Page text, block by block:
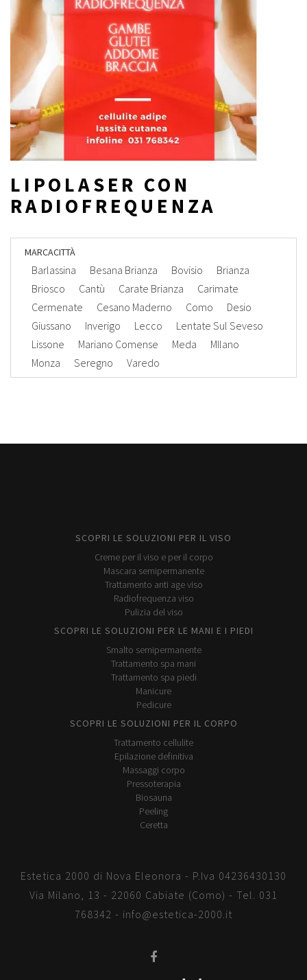
LIPOLASER CON
RADIOFREQUENZA
MARCACITTÀ
Barlassina Besana Brianza Bovisio
Brianza
Briosco
Cantù Carate Brianza
Carimate
Cermenate
Cesano Maderno Como
Desio
Giussano
Inverigo Lecco
Lentate Sul Seveso
Lissone
Mariano Comense Meda
MIlano
Monza
Seregno Varedo
SCOPRI LE SOLUZIONI PER IL VISO
Creme per il viso e per il corpo
Mascara semipermanente
Trattamento anti age viso
Radiofrequenza viso
Pulizia del viso
SCOPRI LE SOLUZIONI PER LE MANI E I PIEDI
Smalto semipermanente
Trattamento spa mani
Trattamento spa piedi
Manicure
Pedicure
SCOPRI LE SOLUZIONI PER IL CORPO
Trattamento cellulite
Epilazione definitiva
Massaggi corpo
Pressoterapia
Biosauna
Peeling
Ceretta
Estetica 2000 di Nova Eleonora - P.Iva 04236430130
Via Milano, 13 - 22060 Cabiate (Como) - Tel. 031
768342 - info@estetica-2000.it